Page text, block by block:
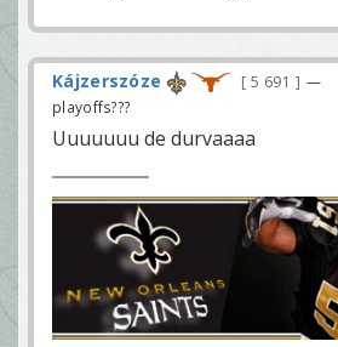
Kájzerszóze 5 691
—
playoffs???
Uuuuuuu de durvaaaa